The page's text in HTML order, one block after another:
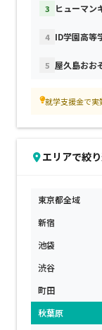
3 ヒューマン
4 ID学園高等
5 屋久島おお
就学支援金で
エリアで絞
東京都全域
新宿
池袋
渋谷
町田
秋葉原